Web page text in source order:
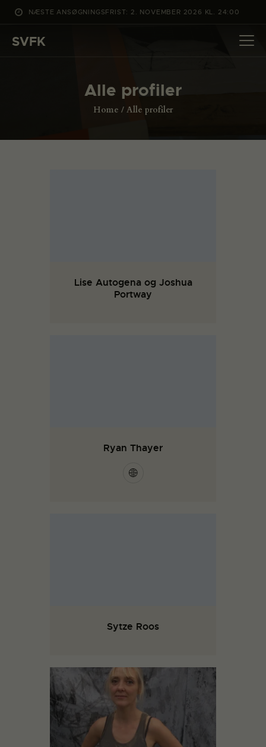
NÆSTE ANSØGNINGSFRIST: 2. NOVEMBER 2026 KL. 24:00
SVFK
Alle profiler
Home Alle profiler
DET SKER
ANSØG
Lise Autogena og Joshua
Portway
Ryan Thayer
Sytze Roos